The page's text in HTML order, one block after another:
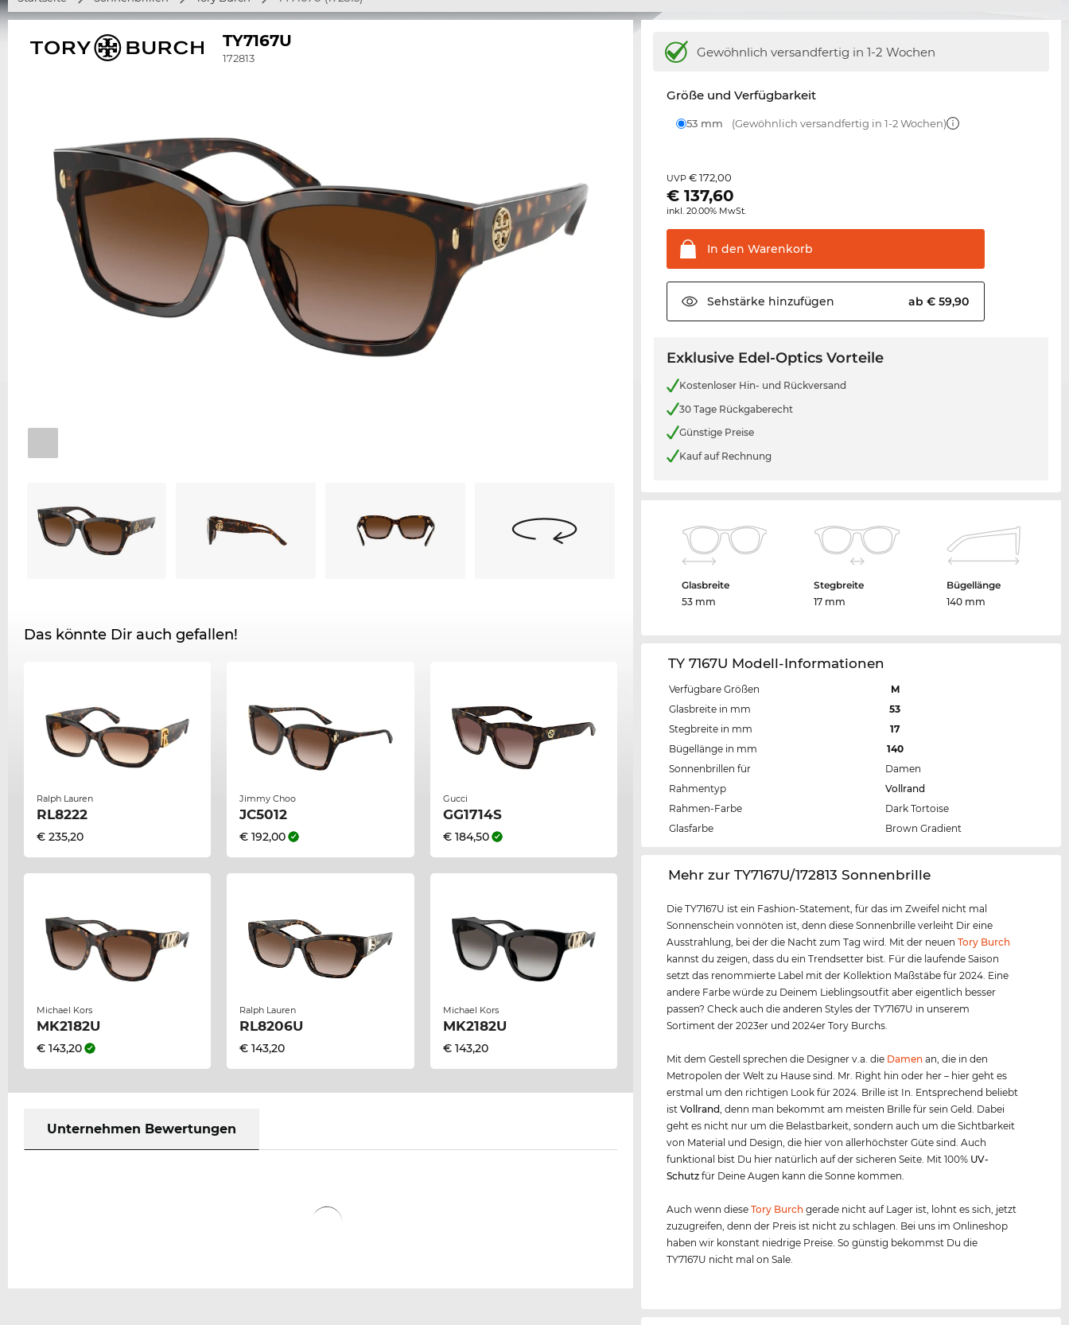
TY7167U
172813
Das könnte Dir auch gefallen!
Ralph Lauren
RL8222
€ 235,20
Jimmy Choo
JC5012
€ 192,00
Gucci
GG1714S
€ 184,50
Michael Kors
MK2182U
€ 143,20
Ralph Lauren
RL8206U
€ 143,20
Michael Kors
MK2182U
€ 143,20
Unternehmen Bewertungen
Gewöhnlich versandfertig in 1-2 Wochen
Größe und Verfügbarkeit
53 mm (Gewöhnlich versandfertig in 1-2 Wochen)
UVP€ 172,00
€137,60
inkl. 20.00% MwSt.
In den Warenkorb
Sehstärke hinzufügen ab € 59,90
Exklusive Edel-Optics Vorteile
Kostenloser Hin- und Rückversand
30 Tage Rückgaberecht
Günstige Preise
Kauf auf Rechnung
Glasbreite
53 mm
Stegbreite
17 mm
Bügellänge
140 mm
TY 7167U Modell-Informationen
Verfügbare Größen
M
Glasbreite in mm
53
Stegbreite in mm
17
Bügellänge in mm
140
Sonnenbrillen für
Damen
Rahmentyp
Vollrand
Rahmen-Farbe
Dark Tortoise
Glasfarbe
Brown Gradient
‌Mehr zur TY7167U/172813 Sonnenbrille
Die TY7167U ist ein Fashion-Statement, für das im Zweifel nicht mal
Sonnenschein vonnöten ist, denn diese Sonnenbrille verleiht Dir eine
Ausstrahlung, bei der die Nacht zum Tag wird. Mit der neuenTory Burch
kannst du zeigen, dass du ein Trendsetter bist. Für die laufende Saison
setzt das renommierte Label mit der Kollektion Maßstäbe für 2024. Eine
andere Farbe würde zu Deinem Lieblingsoutfit aber eigentlich besser
passen? Check auch die anderen Styles der TY7167U in unserem
Sortiment der 2023er und 2024er Tory Burchs.
Mit dem Gestell sprechen die Designer v.a. die Damen an, die in den
Metropolen der Welt zu Hause sind. Mr. Right hin oder her – hier geht es
erstmal um den richtigen Look für 2024. Brille ist In. Entsprechend beliebt
istVollrand, denn man bekommt am meisten Brille für sein Geld. Dabei
geht es nicht nur um die Belastbarkeit, sondern auch um die Sichtbarkeit
von Material und Design, die hier von allerhöchster Güte sind. Auch
funktional bist Du hier natürlich auf der sicheren Seite. Mit 100% UV-
Schutz für Deine Augen kann die Sonne kommen.
Auch wenn dieseTory Burch gerade nicht auf Lager ist, lohnt es sich, jetzt
zuzugreifen, denn der Preis ist nicht zu schlagen. Bei uns im Onlineshop
haben wir konstant niedrige Preise. So günstig bekommst Du die
TY7167U nicht mal on Sale.